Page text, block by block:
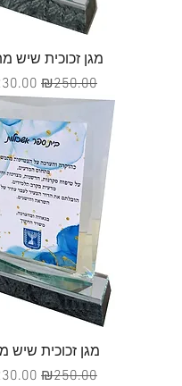
מגן זכוכית שיש
מחיר רגיל
₪250.00 מחיר
מגן זכוכית שיש
מחיר רגיל
₪250.00 מחיר